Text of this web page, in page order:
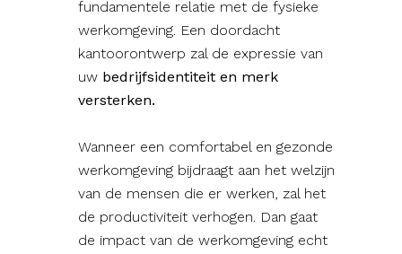
fundamentele relatie met de fysieke
werkomgeving. Een doordacht
kantoorontwerp zal de expressie van
uw bedrijfsidentiteit en merk
versterken.
Wanneer een comfortabel en gezonde
werkomgeving bijdraagt aan het welzijn
van de mensen die er werken, zal het
de productiviteit verhogen. Dan gaat
de impact van de werkomgeving echt